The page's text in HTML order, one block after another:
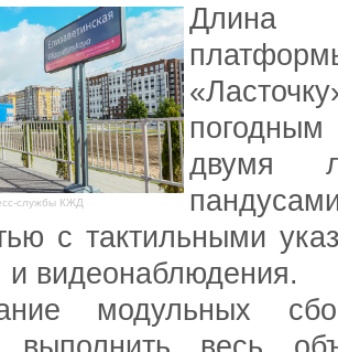
службы КЖД
Длина
двумя
с тактильными
видеонаблюдения.
модульных